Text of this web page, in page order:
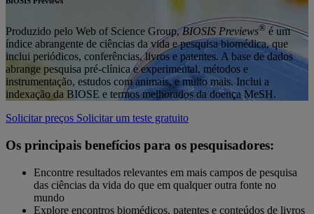
Produzido pelo Web of Science Group,BIOSIS Previews® é um
índice abrangente de ciências da vida e pesquisa biomédica, que
inclui periódicos, conferências, livros e patentes. A base de dados
abrange pesquisa pré-clínica e experimental, métodos e
instrumentação, estudos com animais, e muito mais. Inclui a
indexação da BIOSE e termos melhorados da doença MeSH.
Solicitar preços Solicitar um teste gratuito
Os principais benefícios para os pesquisadores:
Encontre resultados relevantes em mais campos de pesquisa
das ciências da vida do que em qualquer outra fonte no
mundo
Explore encontros biomédicos, patentes e conteúdos de livros